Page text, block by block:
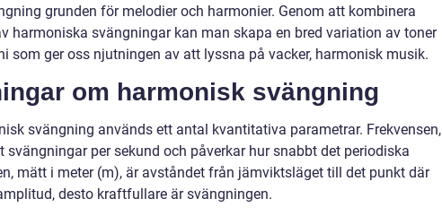
grunden för melodier och harmonier. Genom att kombinera
harmoniska svängningar kan man skapa en bred variation av toner
som ger oss njutningen av att lyssna på vacker, harmonisk musik.
om harmonisk svängning
svängning används ett antal kvantitativa parametrar. Frekvensen,
svängningar per sekund och påverkar hur snabbt det periodiska
mätt i meter (m), är avståndet från jämviktsläget till det punkt där
desto kraftfullare är svängningen.